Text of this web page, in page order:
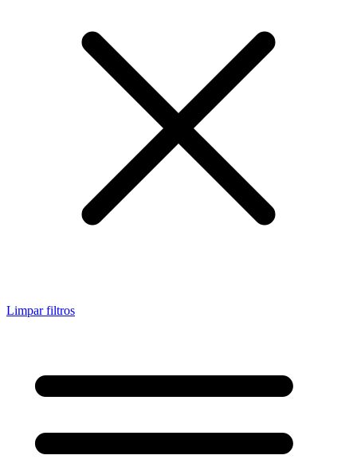
Limpar filtros